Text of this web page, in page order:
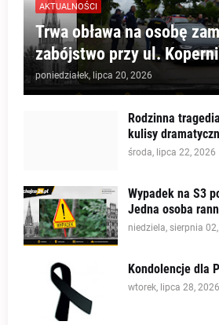
AKTUALNOŚCI
Trwa obława na osobę
zabójstwo przy ul.
poniedziałek, lipca 20, 2026
Rodzinna
kulisy
środa, lipca 22, 2026
Wypadek na S3
Jedna osoba
niedziela, sierpnia
Kondolencje dla
wtorek, lipca 28, 2026